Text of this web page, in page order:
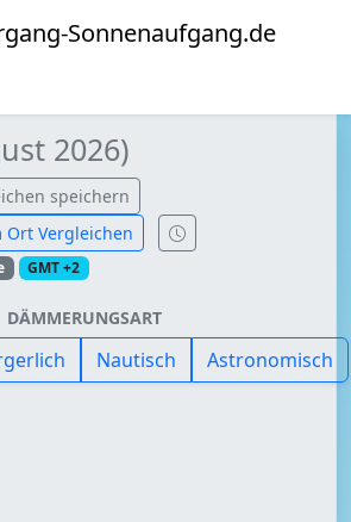
Sonnenaufgang.de
2026)
speichern
Vergleichen
GMT +2
DÄMMERUNGSART
Nautisch Astronomisch